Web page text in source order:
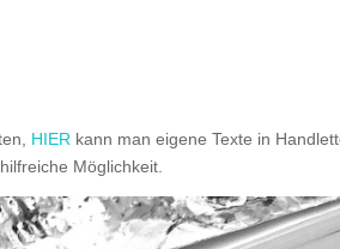
HIER kann man eigene Texte in
Möglichkeit.